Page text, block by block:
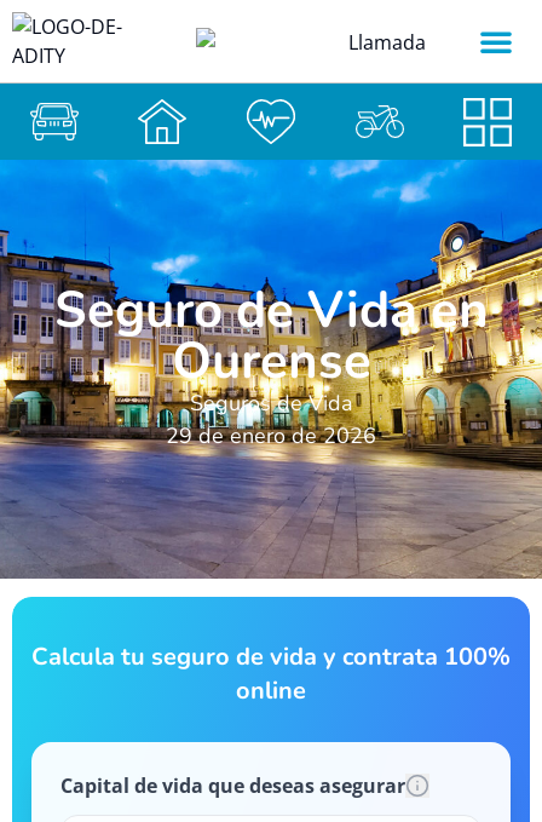
Seguro de Vida en
Ourense
Seguros de Vida
29 de enero de 2026
Calcula tu seguro de vida y contrata 100%
online
Capital de vida que deseas asegurar